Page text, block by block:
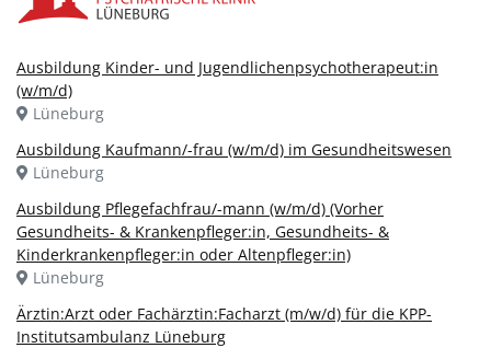
Ausbildung Kinder- und Jugendlichenpsychotherapeut:in
(w/m/d)
Lüneburg
Ausbildung Kaufmann/-frau (w/m/d) im Gesundheitswesen
Lüneburg
Ausbildung Pflegefachfrau/-mann (w/m/d) (Vorher
Gesundheits- & Krankenpfleger:in, Gesundheits- &
Kinderkrankenpfleger:in oder Altenpfleger:in)
Lüneburg
Ärztin:Arzt oder Fachärztin:Facharzt (m/w/d) für die KPP-
Institutsambulanz Lüneburg